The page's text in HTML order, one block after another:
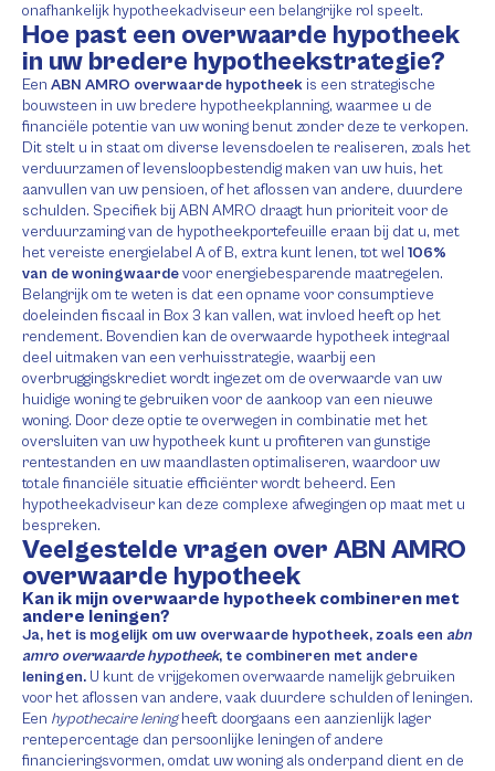
onafhankelijk hypotheekadviseur een belangrijke rol speelt.
Hoe past een overwaarde hypotheek
in uw bredere hypotheekstrategie?
Een ABN AMRO overwaarde hypotheek is een strategische
bouwsteen in uw bredere hypotheekplanning, waarmee u de
financiële potentie van uw woning benut zonder deze te verkopen.
Dit stelt u in staat om diverse levensdoelen te realiseren, zoals het
verduurzamen of levensloopbestendig maken van uw huis, het
aanvullen van uw pensioen, of het aflossen van andere, duurdere
schulden. Specifiek bij ABN AMRO draagt hun prioriteit voor de
verduurzaming van de hypotheekportefeuille eraan bij dat u, met
het vereiste energielabel A of B, extra kunt lenen, tot wel 106%
van de woningwaardevoor energiebesparende maatregelen.
Belangrijk om te weten is dat een opname voor consumptieve
doeleinden fiscaal in Box 3 kan vallen, wat invloed heeft op het
rendement. Bovendien kan de overwaarde hypotheek integraal
deel uitmaken van een verhuisstrategie, waarbij een
overbruggingskrediet wordt ingezet om de overwaarde van uw
huidige woning te gebruiken voor de aankoop van een nieuwe
woning. Door deze optie te overwegen in combinatie met het
oversluiten van uw hypotheek kunt u profiteren van gunstige
rentestanden en uw maandlasten optimaliseren, waardoor uw
totale financiële situatie efficiënter wordt beheerd. Een
hypotheekadviseur kan deze complexe afwegingen op maat met u
bespreken.
Veelgestelde vragen over ABN AMRO
overwaarde hypotheek
Kan ik mijn overwaarde hypotheek combineren met
andere leningen?
Ja, het is mogelijk om uw overwaarde hypotheek, zoals een abn
amro overwaarde hypotheek, te combineren met andere
leningen. U kunt de vrijgekomen overwaarde namelijk gebruiken
voor het aflossen van andere, vaak duurdere schulden of leningen.
Een hypothecaire leningheeft doorgaans een aanzienlijk lager
rentepercentage dan persoonlijke leningen of andere
financieringsvormen, omdat uw woning als onderpand dient en de